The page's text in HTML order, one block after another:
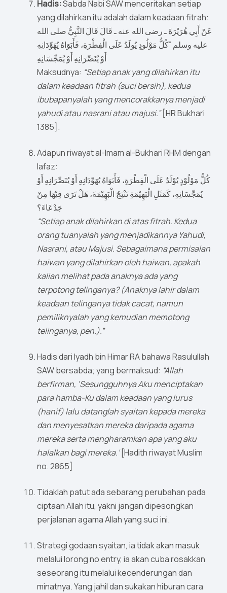
Hadis:Sabda Nabi SAW menceritakan setiap
yang dilahirkan itu adalah dalam keadaan fitrah:
عَنْ أَبِي هُرَيْرَةَ ـ رضى الله عنه ـ قَالَ قَالَ النَّبِيُّ صلى الله
عليه وسلم ‏”‏كُلُّ مَوْلُودٍ يُولَدُ عَلَى الْفِطْرَةِ، فَأَبَوَاهُ يُهَوِّدَانِهِ
أَوْ يُنَصِّرَانِهِ أَوْ يُمَجِّسَانِهِ
Maksudnya: “Setiap anak yang dilahirkan itu
dalam keadaan fitrah (suci bersih), kedua
ibubapanyalah yang mencorakkanya menjadi
yahudi atau nasrani atau majusi.”[HR Bukhari
1385].
Adapun riwayat al-Imam al-Bukhari RHM dengan
lafaz:
كُلُّ مَوْلُوْدٍ يُوْلَدُ عَلَى الْفِطْرَةِ، فَأَبَوَاهُ يُهَوِّدَانِهِ أَوْ يُنَصِّرَانِهِ أَوْ
يُمَجِّسَانِهِ، كَمَثَلِ الْبَهِيْمَةِ تَنْتِجُ الْبَهِيْمَةَ، هَلْ تَرَى فِيْهَا مِنْ
جَدْعَاءَ؟
“Setiap anak dilahirkan di atas fitrah. Kedua
orang tuanyalah yang menjadikannya Yahudi,
Nasrani, atau Majusi. Sebagaimana permisalan
haiwan yang dilahirkan oleh haiwan, apakah
kalian melihat pada anaknya ada yang
terpotong telinganya? (Anaknya lahir dalam
keadaan telinganya tidak cacat, namun
pemiliknyalah yang kemudian memotong
telinganya, pen.).”
Hadis dari Iyadh bin Himar RA bahawa Rasulullah
SAW bersabda; yang bermaksud: “Allah
berfirman, ‘Sesungguhnya Aku menciptakan
para hamba-Ku dalam keadaan yang lurus
(hanif) lalu datanglah syaitan kepada mereka
dan menyesatkan mereka daripada agama
mereka serta mengharamkan apa yang aku
halalkan bagi mereka.’[Hadith riwayat Muslim
no. 2865]
Tidaklah patut ada sebarang perubahan pada
ciptaan Allah itu, yakni jangan dipesongkan
perjalanan agama Allah yang suci ini.
Strategi godaan syaitan, ia tidak akan masuk
melalui lorong no entry, ia akan cuba rosakkan
seseorang itu melalui kecenderungan dan
minatnya. Yang jahil dan sukakan hiburan cara